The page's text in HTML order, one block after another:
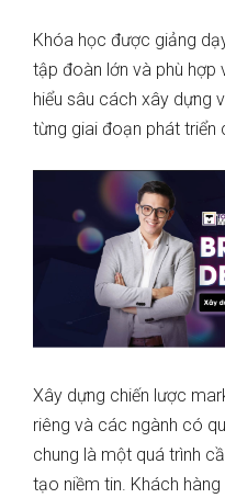
Khóa học được giảng
tập đoàn lớn và phù
hiểu sâu cách xây dựng
từng giai đoạn phát triển
Xây dựng chiến lược
riêng và các ngành có
chung là một quá trình
tạo niềm tin. Khách